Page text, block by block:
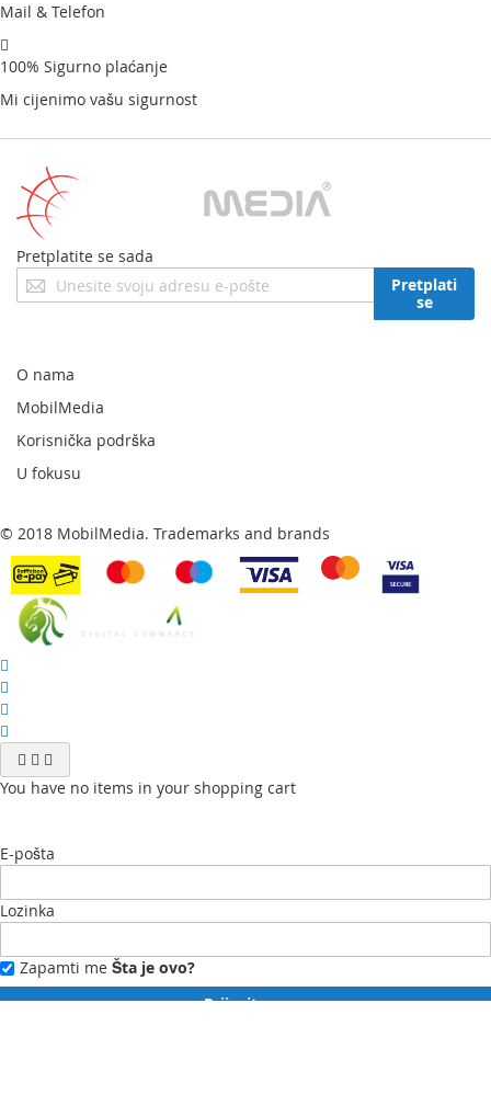
Mail & Telefon
100% Sigurno plaćanje
Mi cijenimo vašu sigurnost
Pretplatite se sada
Prijavite
se
newsletter:
Pretplati
se
O nama
MobilMedia
Korisnička podrška
U fokusu
© 2018 MobilMedia. Trademarks and brands
You have no items in your shopping cart
E-pošta
Lozinka
Zapamti me Šta je ovo?
Prijavite se